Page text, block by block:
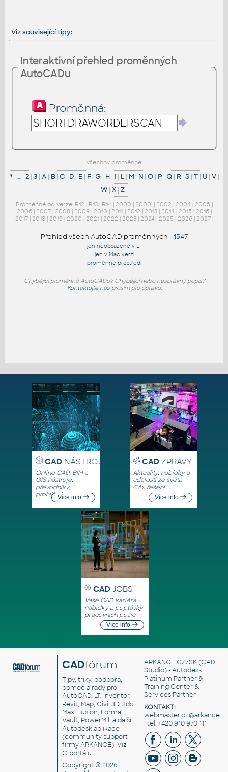
Vizsouvisející tipy:
Interaktivní přehled proměnných
AutoCADu
Proměnná:
Všechny proměnné:
*| _| 2| 3| A| B| C| D| E| F| G| H | I| L| M| N| O| P| Q| R| S| T| U| V|
W | X | Z |
Proměnné od verze: R12 | R13 | R14 | 2000 | 2000i | 2002 | 2004 | 2005 |
2006 | 2007 | 2008 | 2009 | 2010 | 2011 | 2012 | 2013 | 2014 | 2015 | 2016 |
2017 | 2018 | 2019 | 2020 | 2021 | 2022 | 2023 | 2024 | 2025 | 2026 | 2027 |
Přehled všech AutoCAD proměnných - 1547
jen neobsažené v LT
jen v Mac verzi
proměnné prostředí
Chybějící proměnná AutoCADu? Chybějící nebo nesprávný popis?
Kontaktujte násprosím pro opravu.
CADNÁSTROJE
Online CAD, BIM a
GIS nástroje,
převodníky,
prohlížečeVíce info
CADZPRÁVY
Aktuality, nabídky a
události ze světa
CAx řešení
Více info
CAD JOBS
Vaše CAD kariéra -
nabídky a poptávky
pracovních pozic
Více info
CADfórum
Tipy, triky, podpora,
pomoc a rady pro
AutoCAD, LT, Inventor,
Revit, Map, Civil 3D, 3ds
Max, Fusion, Forma,
Vault, PowerMill a další
Autodesk aplikace
(community support
firmy ARKANCE). Viz
O portálu.
Copyright © 2026 |
ARKANCE CZ/SK(CAD
Studio) - Autodesk
Platinum Partner &
Training Center &
Services Partner
KONTAKT:
| tel. +420 910 970 111